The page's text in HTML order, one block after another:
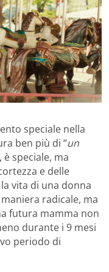
speciale nella
ben più di “un
è speciale, ma
e delle
vita di una donna
radicale, ma
futura mamma non
durante i 9 mesi
periodo di